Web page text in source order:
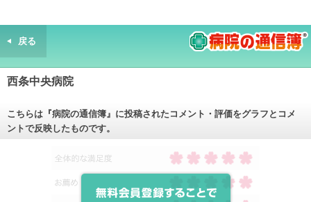
戻る
西条中央病院
こちらは『病院の通信簿』に投稿されたコメント・評価をグラフとコメ
ントで反映したものです。